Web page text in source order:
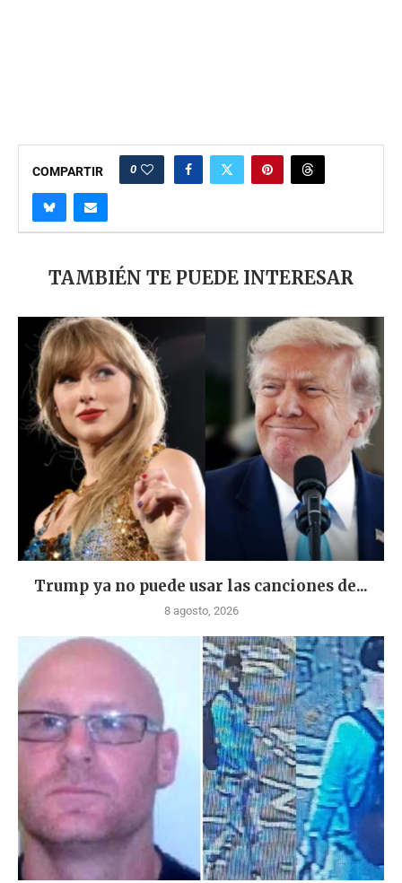
COMPARTIR 0
TAMBIÉN TE PUEDE INTERESAR
Trump ya no puede usar las canciones de...
8 agosto, 2026